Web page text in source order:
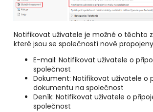
Notifikovat uživatele je možné o těchto
které jsou se společností nově
E-mail: Notifikovat uživatele o
společnost
Dokument: Notifikovat uživatele o
dokumentu na společnost
Deník: Notifikovat uživatele o
společnost